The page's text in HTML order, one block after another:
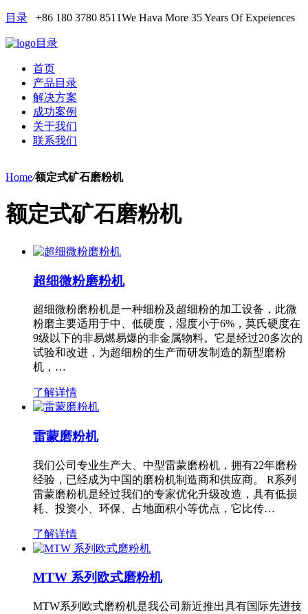
目录 +86 180 3780 8511We Hava More 35 Years Of Expeiences
目录
首页
产品目录
解决方案
成功案例
关于我们
联系我们
Home/额定式矿石磨粉机
额定式矿石磨粉机
超细微粉磨粉机
超细微粉磨粉机是一种细粉及超细粉的加工设备，此微
粉磨主要适用于中、低硬度，湿度小于6%，莫氏硬度在
9级以下的非易燃易爆的非金属物料。它是经过20多次的
试验和改进，为超细粉的生产而研发制造的新型磨粉
机，…
了解详情
雷蒙磨粉机
我们公司专业生产大、中型雷蒙磨粉机，拥有22年磨粉
经验，已经成为中国的磨粉机制造商和供应商。 R系列
雷蒙磨粉机是经过我们的专家优化升级改造，具有低损
耗、投资小、环保、占地面积小等优点，它比传…
了解详情
MTW 系列欧式磨粉机
MTW系列欧式磨粉机是我公司新近推出具有国际先进技